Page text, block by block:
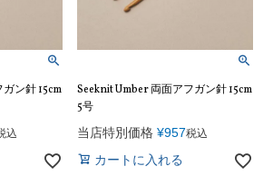
ン針 15cm
込
Seeknit Umber 両面アフガン針 15cm
5号
当店特別価格 ¥957税込
カートに入れる